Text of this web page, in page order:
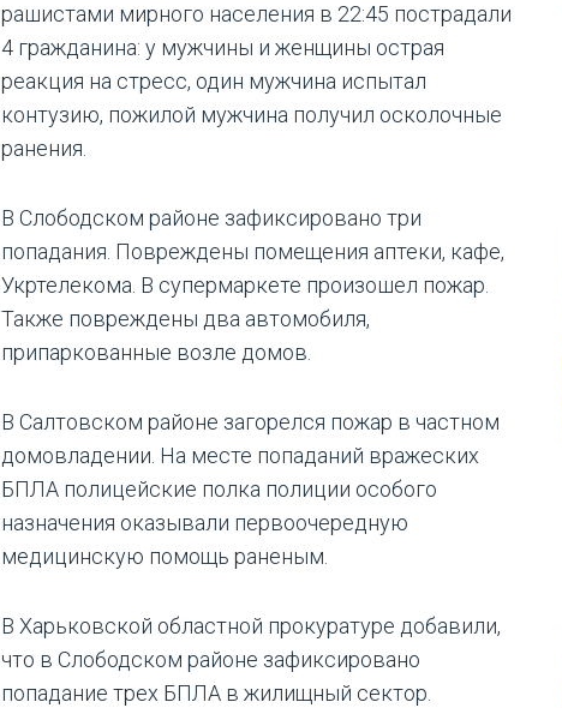
рашистами мирного населения в 22:45 пострадали
4 гражданина: у мужчины и женщины острая
реакция на стресс, один мужчина испытал
контузию, пожилой мужчина получил осколочные
ранения.
В Слободском районе зафиксировано три
попадания. Повреждены помещения аптеки, кафе,
Укртелекома. В супермаркете произошел пожар.
Также повреждены два автомобиля,
припаркованные возле домов.
В Салтовском районе загорелся пожар в частном
домовладении. На месте попаданий вражеских
БПЛА полицейские полка полиции особого
назначения оказывали первоочередную
медицинскую помощь раненым.
В Харьковской областной прокуратуре добавили,
что в Слободском районе зафиксировано
попадание трех БПЛА в жилищный сектор.